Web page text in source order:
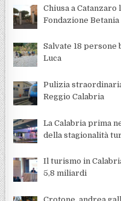
Chiusa a Catanzaro
Fondazione Betania
Salvate 18 persone
Luca
Pulizia
Reggio Calabria
La Calabria prima
della stagionalità
Il turismo in
5,8 miliardi